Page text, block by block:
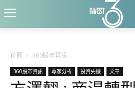
首頁 360股市資訊
360股市資訊 專家分析 投資先機 文章